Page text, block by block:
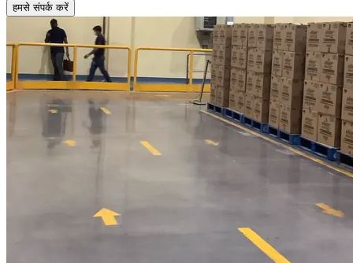
हमसे संपर्क करें